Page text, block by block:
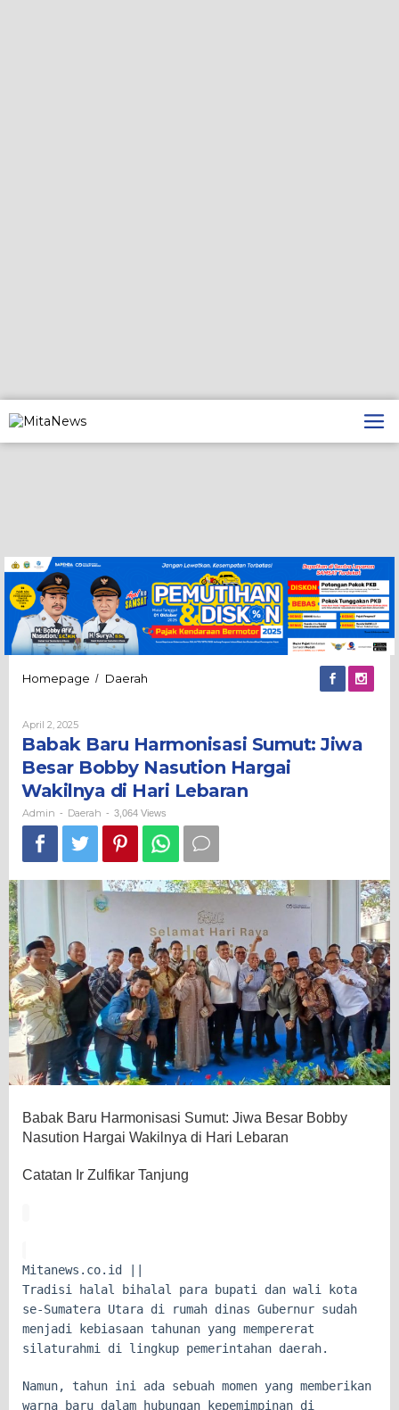
ke
konten
Homepage / Daerah
Jiwa
Bobby
Nasution
Wakilnya
di
Hari
April 2, 2025Oleh
Babak Baru Harmonisasi Sumut: Jiwa
Besar Bobby Nasution Hargai
Wakilnya di Hari Lebaran
Admin - Daerah - 3,064 Views
Babak Baru Harmonisasi Sumut: Jiwa Besar Bobby
Nasution Hargai Wakilnya di Hari Lebaran
Catatan Ir Zulfikar Tanjung
Mitanews.co.id ||
Tradisi halal bihalal para bupati dan wali kota
se-Sumatera Utara di rumah dinas Gubernur sudah
menjadi kebiasaan tahunan yang mempererat
silaturahmi di lingkup pemerintahan daerah.
Namun, tahun ini ada sebuah momen yang memberikan
warna baru dalam hubungan kepemimpinan di